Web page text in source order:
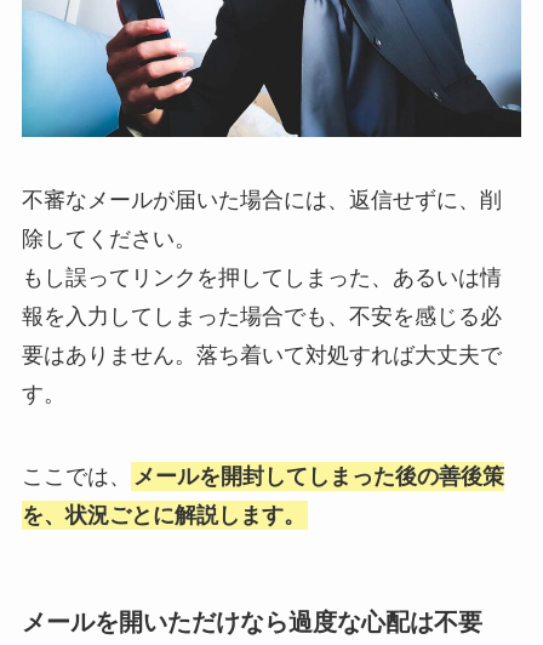
不審なメールが届いた場合には、返信せずに、削
除してください。
もし誤ってリンクを押してしまった、あるいは情
報を入力してしまった場合でも、不安を感じる必
要はありません。落ち着いて対処すれば大丈夫で
す。
ここでは、
メールを開封してしまった後の善後策
を、状況ごとに解説します。
メールを開いただけなら過度な心配は不要